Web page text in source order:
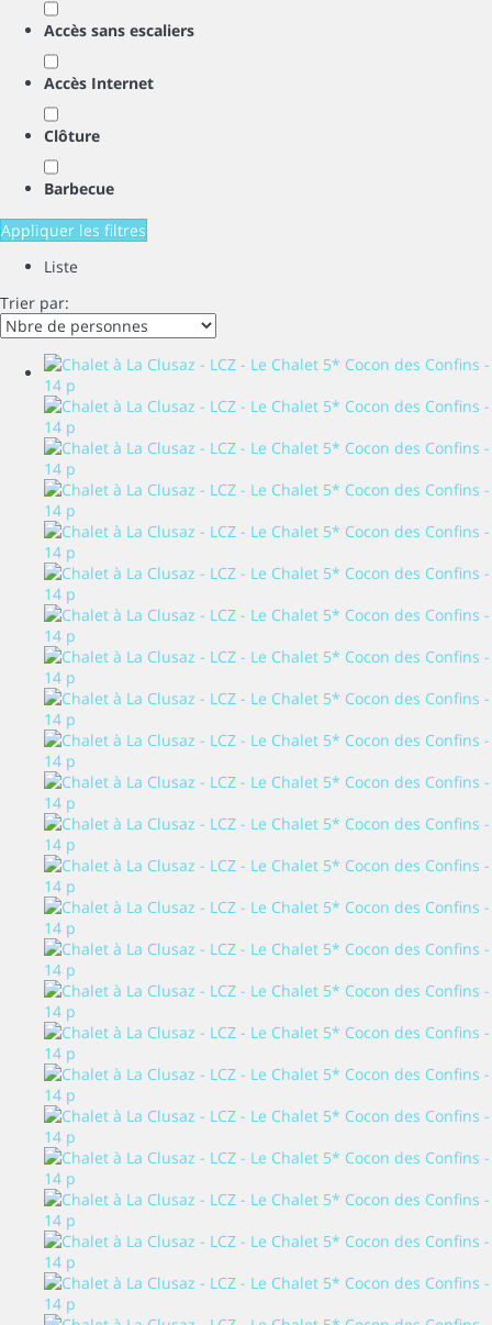
Accès sans escaliers
Accès Internet
Clôture
Barbecue
Appliquer les filtres
Liste
Trier par: